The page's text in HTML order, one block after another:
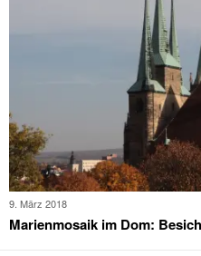
9. März 2018
Marienmosaik im Dom: